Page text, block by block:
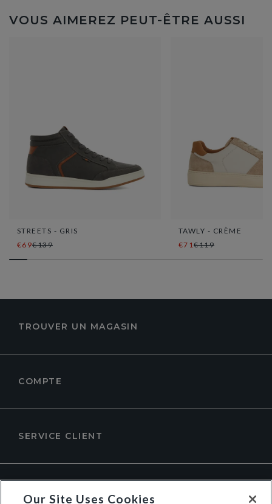
VOUS AIMEREZ PEUT-ÊTRE AUSSI
STREETS - GRIS
€69€139
TAWLY - CRÈME
€71€119
TROUVER UN MAGASIN
COMPTE
SERVICE CLIENT
Our Site Uses Cookies